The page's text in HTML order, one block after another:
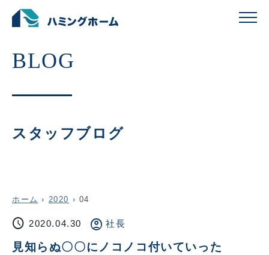
スタッフブログ
ホーム › 2020 › 04
schedule 2020.04.30 account_circle 社長
見知らぬ〇〇にノコノコ付いていった